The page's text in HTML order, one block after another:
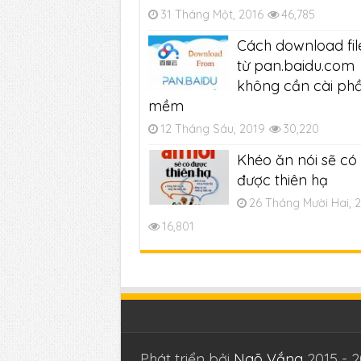
31 Tháng Một, 2016 46,785
Cách download
từ pan.baidu.com
không cần cài
mềm
12 Tháng Sáu, 2019 30,220
Khéo ăn nói sẽ có
được thiên hạ
26 Tháng Mười Hai,
16,801